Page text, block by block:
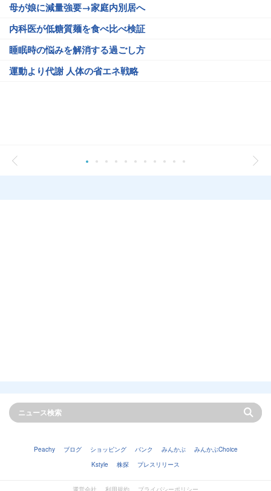
母が娘に減量強要→家庭内別居へ
内科医が低糖質麺を食べ比べ検証
睡眠時の悩みを解消する過ごし方
運動より代謝 人体の省エネ戦略
Peachy ブログ ショッピング バンク みんかぶ
みんかぶChoice
Kstyle
株探 プレスリリース